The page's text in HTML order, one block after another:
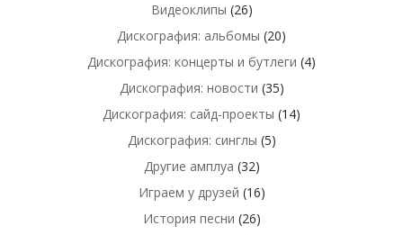
Видеоклипы (26)
Дискография: альбомы (20)
Дискография: концерты и бутлеги (4)
Дискография: новости (35)
Дискография: сайд-проекты (14)
Дискография: синглы (5)
Другие амплуа (32)
Играем у друзей (16)
История песни (26)